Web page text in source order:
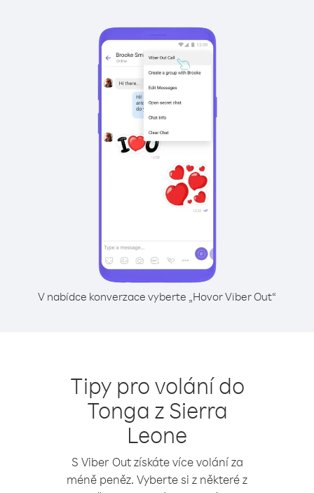
V nabídce konverzace vyberte „Hovor Viber Out“
Tipy pro volání do
Tonga z Sierra
Leone
S Viber Out získáte více volání za
méně peněz. Vyberte si z některé z